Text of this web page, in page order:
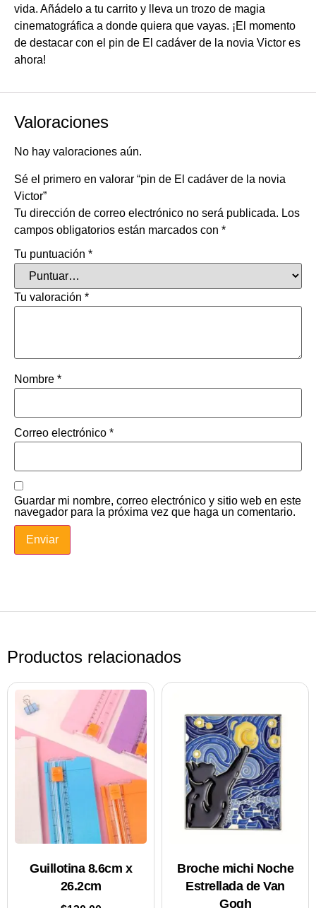
vida. Añádelo a tu carrito y lleva un trozo de magia
cinematográfica a donde quiera que vayas. ¡El momento
de destacar con el pin de El cadáver de la novia Victor es
ahora!
Valoraciones
No hay valoraciones aún.
Sé el primero en valorar “pin de El cadáver de la novia
Victor”
Tu dirección de correo electrónico no será publicada. Los
campos obligatorios están marcados con *
Tu puntuación *
Tu valoración *
Nombre *
Correo electrónico *
Guardar mi nombre, correo electrónico y sitio web en este
navegador para la próxima vez que haga un comentario.
Productos relacionados
Guillotina 8.6cm x
26.2cm
Broche michi Noche
Estrellada de Van
Gogh